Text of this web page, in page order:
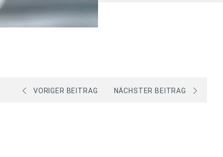
VORIGER BEITRAG NÄCHSTER BEITRAG